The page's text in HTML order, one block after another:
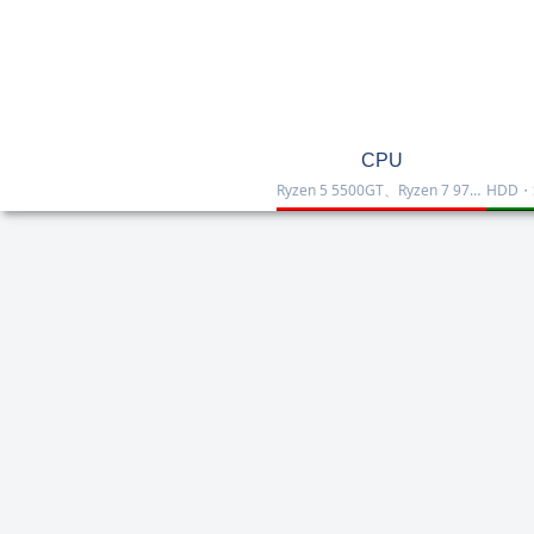
CPU
Ryzen 5 5500GT、Ryzen 7 9700X、Ryzen 7 9800X3D、Core Ultra 7 265K、Core i5-12400などを掲載したCPU一覧です。性能・価格・用途を比較しながら、自作PCやゲーミング向けの最適な1台を選べます。